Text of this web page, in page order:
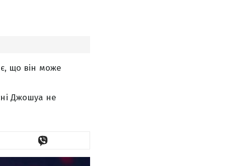
що він може
Джошуа не